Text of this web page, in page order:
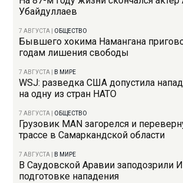
Убайдуллаев
7 АВГУСТА ОБЩЕСТВО
Бывшего хокима Намангана
годам лишения свободы
7 АВГУСТА В МИРЕ
WSJ: разведка США допустила
на одну из стран НАТО
7 АВГУСТА ОБЩЕСТВО
Грузовик MAN загорелся и
трассе в Самаркандской области
7 АВГУСТА В МИРЕ
В Саудовской Аравии заподозрили
подготовке нападения